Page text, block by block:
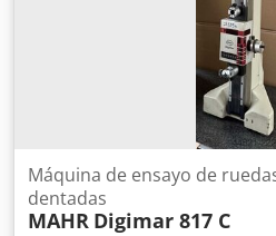
está disponible y montado en la
muy bueno - listo para
montado por un especialista.
Máquina de ensayo de
dentadas
MAHR Digimar 817 C